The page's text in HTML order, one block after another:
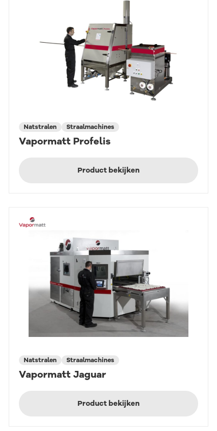
Natstralen Straalmachines
Vapormatt Profelis
Product bekijken
Natstralen Straalmachines
Vapormatt Jaguar
Product bekijken